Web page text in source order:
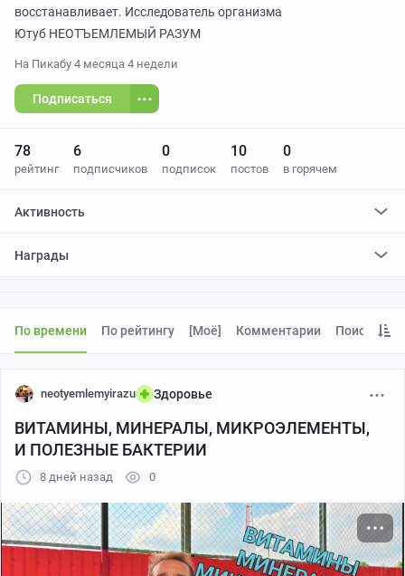
восстанавливает. Исследователь организма
Ютуб НЕОТЪЕМЛЕМЫЙ РАЗУМ
На Пикабу 4 месяца 4 недели
Подписаться
78
рейтинг
6
подписчиков
0
подписок
10
постов
0
в горячем
Активность
Награды
По времени По рейтингу [моё] Комментарии Поиск
neotyemlemyirazu Здоровье
ВИТАМИНЫ, МИНЕРАЛЫ, МИКРОЭЛЕМЕНТЫ,
И ПОЛЕЗНЫЕ БАКТЕРИИ
8 дней назад 0